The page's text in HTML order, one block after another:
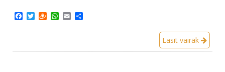
Facebook
TwitterDraugiem
WhatsApp
Email
Lasīt vairāk